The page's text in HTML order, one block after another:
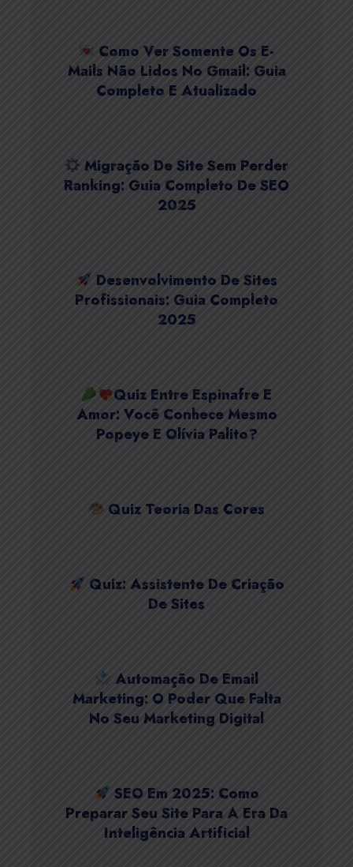
Como Ver Somente Os E-
Mails Não Lidos No Gmail: Guia
Completo E Atualizado
Migração De Site Sem Perder
Ranking: Guia Completo De SEO
2025
Desenvolvimento De Sites
Profissionais: Guia Completo
2025
Quiz Entre Espinafre E
Amor: Você Conhece Mesmo
Popeye E Olívia Palito?
Quiz Teoria Das Cores
Quiz: Assistente De Criação
De Sites
Automação De Email
Marketing: O Poder Que Falta
No Seu Marketing Digital
SEO Em 2025: Como
Preparar Seu Site Para A Era Da
Inteligência Artificial